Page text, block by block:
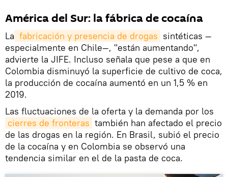
América del Sur: la fábrica de cocaína
La fabricación y presencia de drogas sintéticas —
especialmente en Chile—, "están aumentando",
advierte la JIFE. Incluso señala que pese a que en
Colombia disminuyó la superficie de cultivo de coca,
la producción de cocaína aumentó en un 1,5 % en
2019.
Las fluctuaciones de la oferta y la demanda por los
cierres de fronteras también han afectado el precio
de las drogas en la región. En Brasil, subió el precio
de la cocaína y en Colombia se observó una
tendencia similar en el de la pasta de coca.